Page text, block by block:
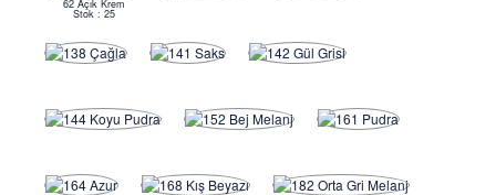
62 Açık Krem
Stok : 25